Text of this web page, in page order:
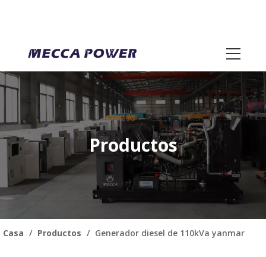
Productos
Casa / Productos / Generador diesel de 110kVa yanmar